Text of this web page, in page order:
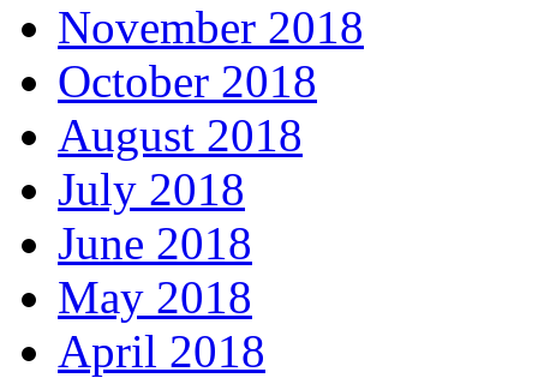
November 2018
October 2018
August 2018
July 2018
June 2018
May 2018
April 2018